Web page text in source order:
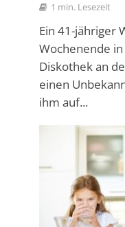
1 min. Lesezeit
Ein 41-jähriger
Wochenende
Diskothek an
einen
ihm auf...